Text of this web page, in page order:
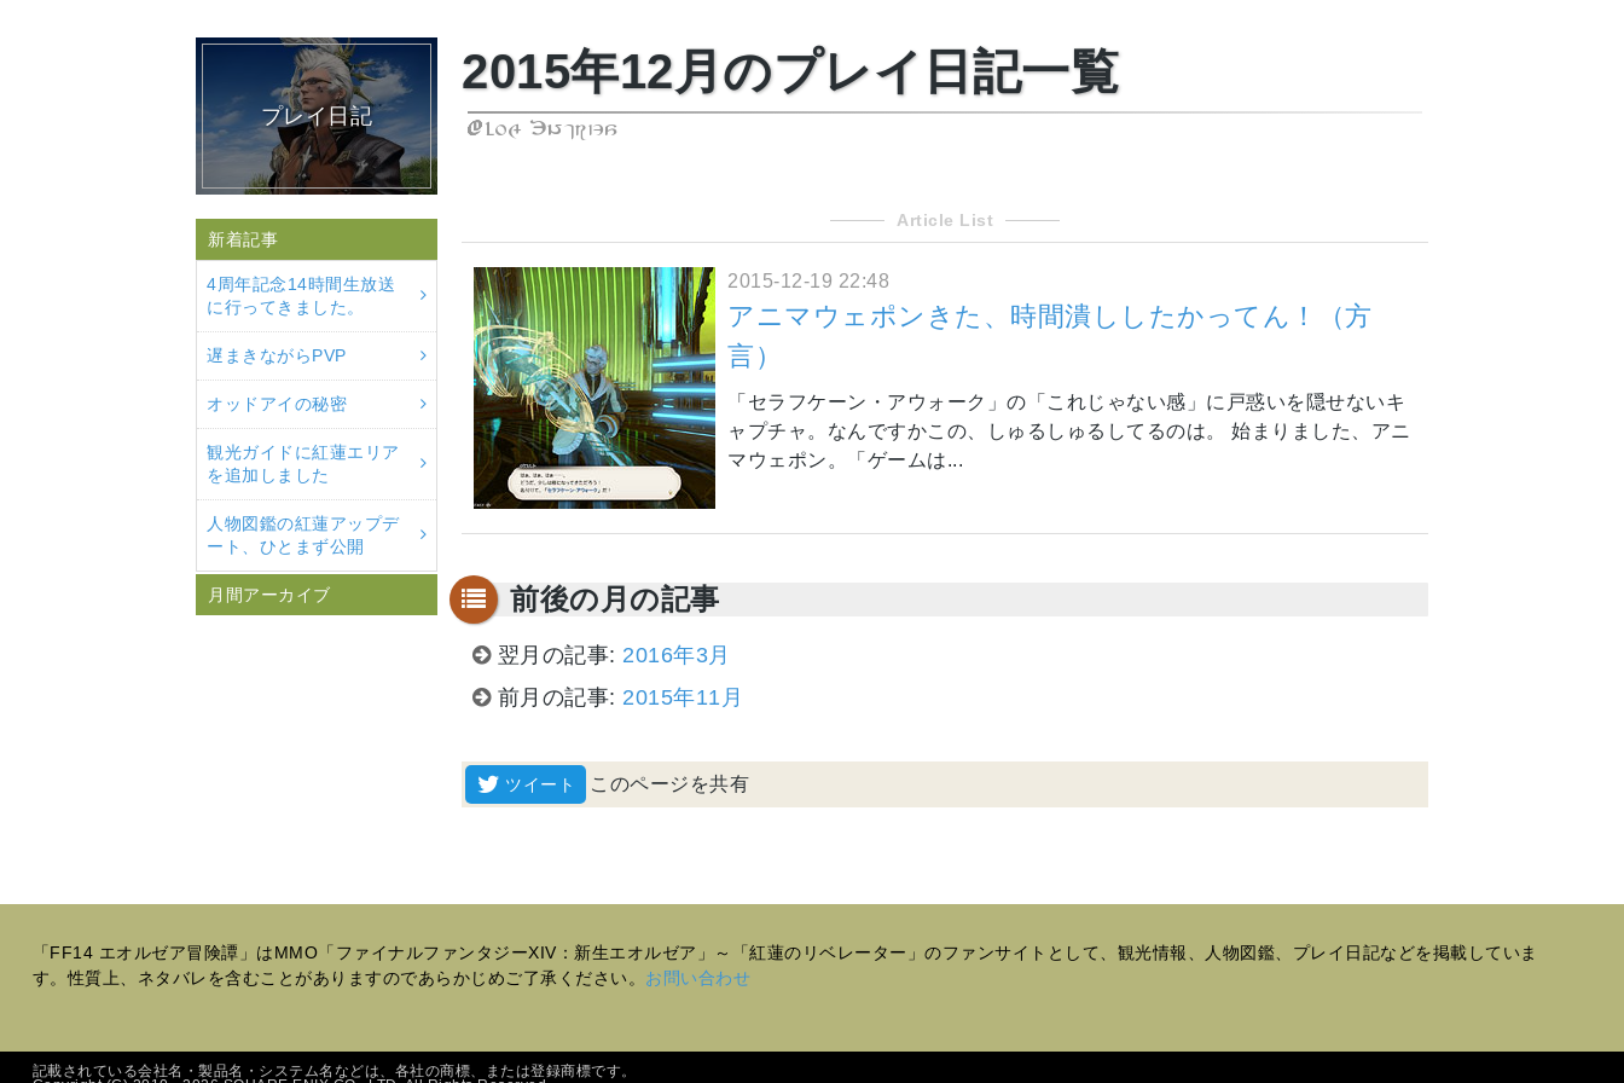
2015年12月のプレイ日記一覧
Blog Entries
Article List
2015-12-19 22:48
アニマウェポンきた、時間潰ししたかってん！（方
言）
「セラフケーン・アウォーク」の「これじゃない感」に戸惑いを隠せないキ
ャプチャ。なんですかこの、しゅるしゅるしてるのは。 始まりました、アニ
マウェポン。「ゲームは...
前後の月の記事
翌月の記事: 2016年3月
前月の記事: 2015年11月
このページを共有
プレイ日記
新着記事
4周年記念14時間生放送
に行ってきました。
遅まきながらPVP
オッドアイの秘密
観光ガイドに紅蓮エリア
を追加しました
人物図鑑の紅蓮アップデ
ート、ひとまず公開
月間アーカイブ
「FF14 エオルゼア冒険譚」はMMO「ファイナルファンタジーXIV：新生エオルゼア」～「紅蓮のリベレーター」のファンサイトとして、観光情報、人物図鑑、プレイ日記などを掲載していま
す。性質上、ネタバレを含むことがありますのであらかじめご了承ください。 お問い合わせ
記載されている会社名・製品名・システム名などは、各社の商標、または登録商標です。